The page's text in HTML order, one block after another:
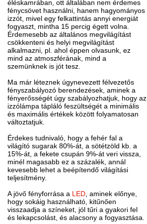
éléskamrában, ott általában nem érdemes
fénycsövet használni, hanem hagyományos
izzót, mivel egy felkattintás annyi energiát
fogyaszt, mintha 15 percig égett volna.
Érdemesebb az általános megvilágítást
csökkenteni és helyi megvilágítást
alkalmazni, pl. ahol éppen olvasunk, ez
mind az atmoszférának, mind a
szemünknek is jót tesz.
Ma már léteznek úgynevezett félvezetős
fényszabályozó berendezések, aminek a
fényerősségét úgy szabályozhatjuk, hogy az
izzólámpa tápláló feszültségét a minimális
és maximális értékek között folyamatosan
változtatjuk.
Érdekes tudnivaló, hogy a fehér fal a
világító sugarak 80%-át, a sötétzöld kb. a
15%-át, a fekete csupán 9%-át veri vissza,
minél magasabb ez a százalék, annál
kevesebb lehet a beépítendő világítási
teljesítmény.
A jövő fényforrása a LED, aminek előnye,
hogy sokáig használható, kitűnően
visszaadja a színeket, jól tűri a gyakori fel
és lekapcsolást, és alacsony a fogyasztása.